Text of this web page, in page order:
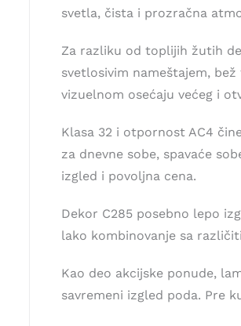
svetla, čista i prozračna
Za razliku od toplijih žutih
svetlosivim nameštajem,
vizuelnom osećaju većeg i
Klasa 32 i otpornost AC4
za dnevne sobe, spavaće
izgled i povoljna cena.
Dekor C285 posebno lepo
lako kombinovanje sa
Kao deo akcijske ponude,
savremeni izgled poda. Pre